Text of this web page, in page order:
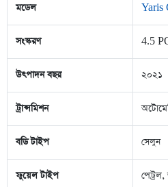
মডেল Yaris
সংস্করণ 4.5
উৎপাদন বছর ২০২১
ট্রান্সমিশন
বডি টাইপ সেলুন
ফুয়েল টাইপ পেট্রল,